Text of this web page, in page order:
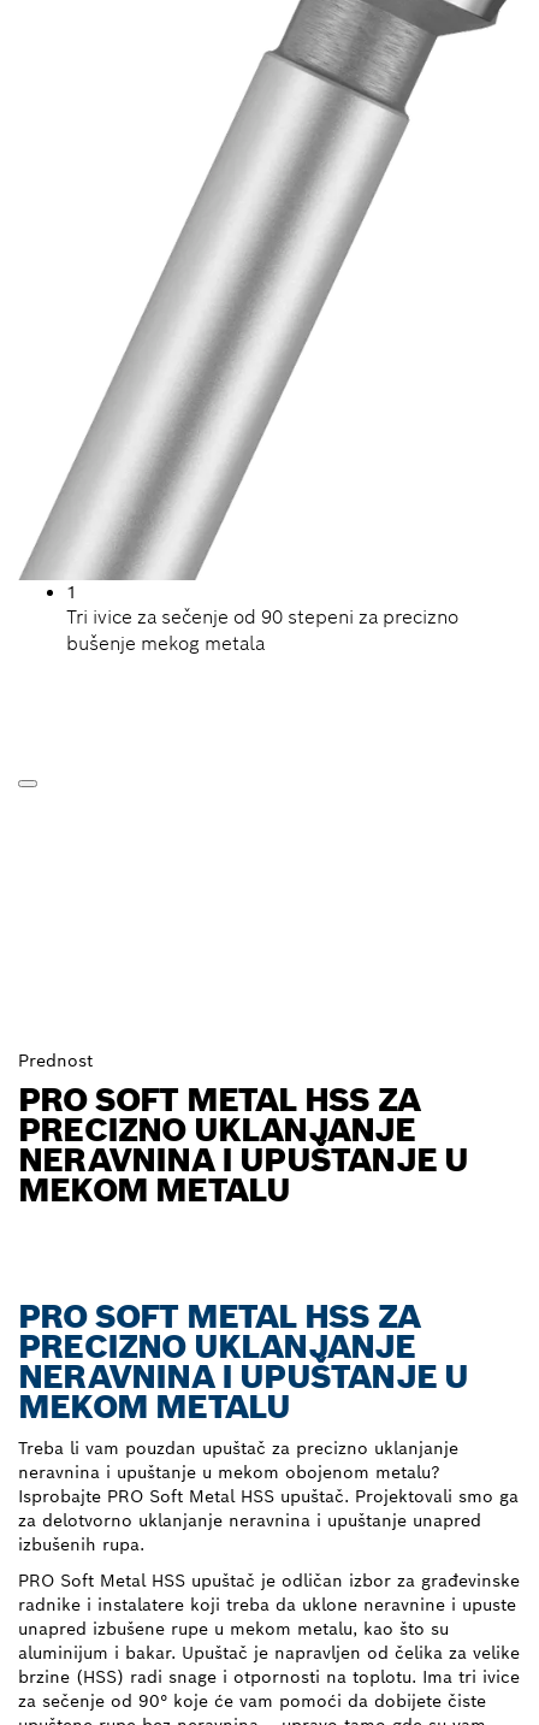
1
Tri ivice za sečenje od 90 stepeni za precizno
bušenje mekog metala
Prednost
PRO SOFT METAL HSS ZA
PRECIZNO UKLANJANJE
NERAVNINA I UPUŠTANJE U
MEKOM METALU
PRO SOFT METAL HSS ZA
PRECIZNO UKLANJANJE
NERAVNINA I UPUŠTANJE U
MEKOM METALU
Treba li vam pouzdan upuštač za precizno uklanjanje
neravnina i upuštanje u mekom obojenom metalu?
Isprobajte PRO Soft Metal HSS upuštač. Projektovali smo ga
za delotvorno uklanjanje neravnina i upuštanje unapred
izbušenih rupa.
PRO Soft Metal HSS upuštač je odličan izbor za građevinske
radnike i instalatere koji treba da uklone neravnine i upuste
unapred izbušene rupe u mekom metalu, kao što su
aluminijum i bakar. Upuštač je napravljen od čelika za velike
brzine (HSS) radi snage i otpornosti na toplotu. Ima tri ivice
za sečenje od 90° koje će vam pomoći da dobijete čiste